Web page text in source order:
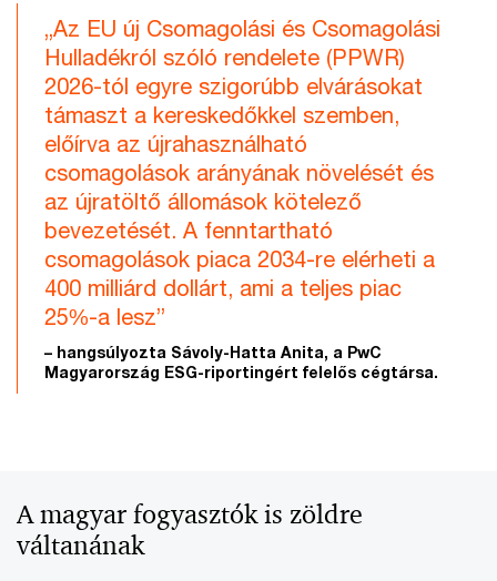
„Az EU új Csomagolási és Csomagolási
Hulladékról szóló rendelete (PPWR)
2026-tól egyre szigorúbb elvárásokat
támaszt a kereskedőkkel szemben,
előírva az újrahasználható
csomagolások arányának növelését és
az újratöltő állomások kötelező
bevezetését. A fenntartható
csomagolások piaca 2034-re elérheti a
400 milliárd dollárt, ami a teljes piac
25%-a lesz”
– hangsúlyozta Sávoly-Hatta Anita, a PwC
Magyarország ESG-riportingért felelős cégtársa.
A magyar fogyasztók is zöldre
váltanának